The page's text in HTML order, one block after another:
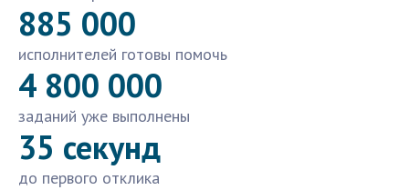
885 000
исполнителей готовы помочь
4 800 000
заданий уже выполнены
35 секунд
до первого отклика